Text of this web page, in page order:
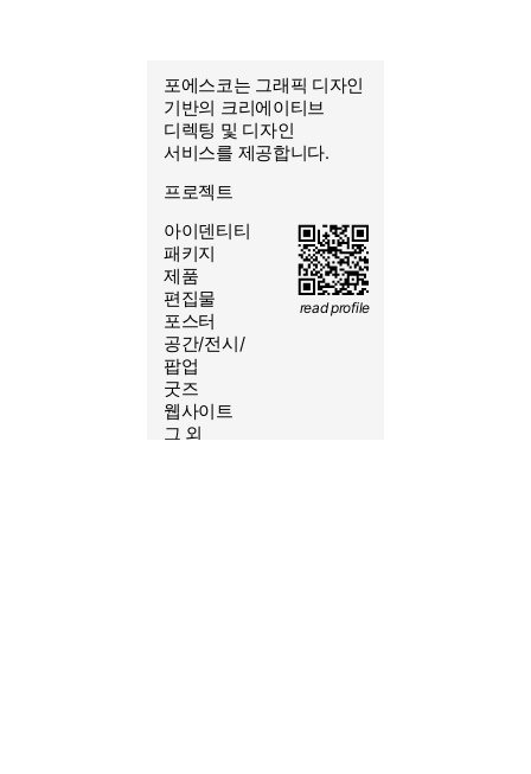
포에스코는 그래픽 디자인
기반의 크리에이티브
디렉팅 및 디자인
서비스를 제공합니다.
프로젝트
아이덴티티
패키지
제품
편집물
포스터
공간/전시/
팝업
굿즈
웹사이트
그 외
read profile
포에스코
조열음
그래픽 디자이너
2026/08/6 11:43:53
yeoleum.kr@gmail.com